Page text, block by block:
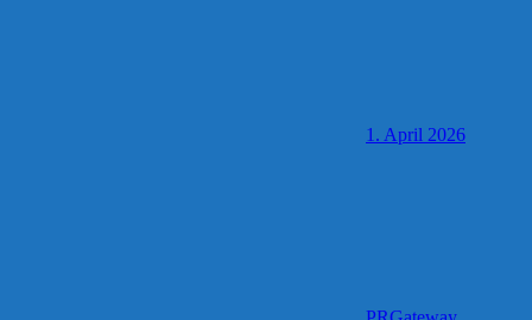
1. April 2026